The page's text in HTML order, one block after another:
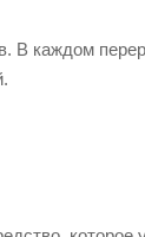
В каждом